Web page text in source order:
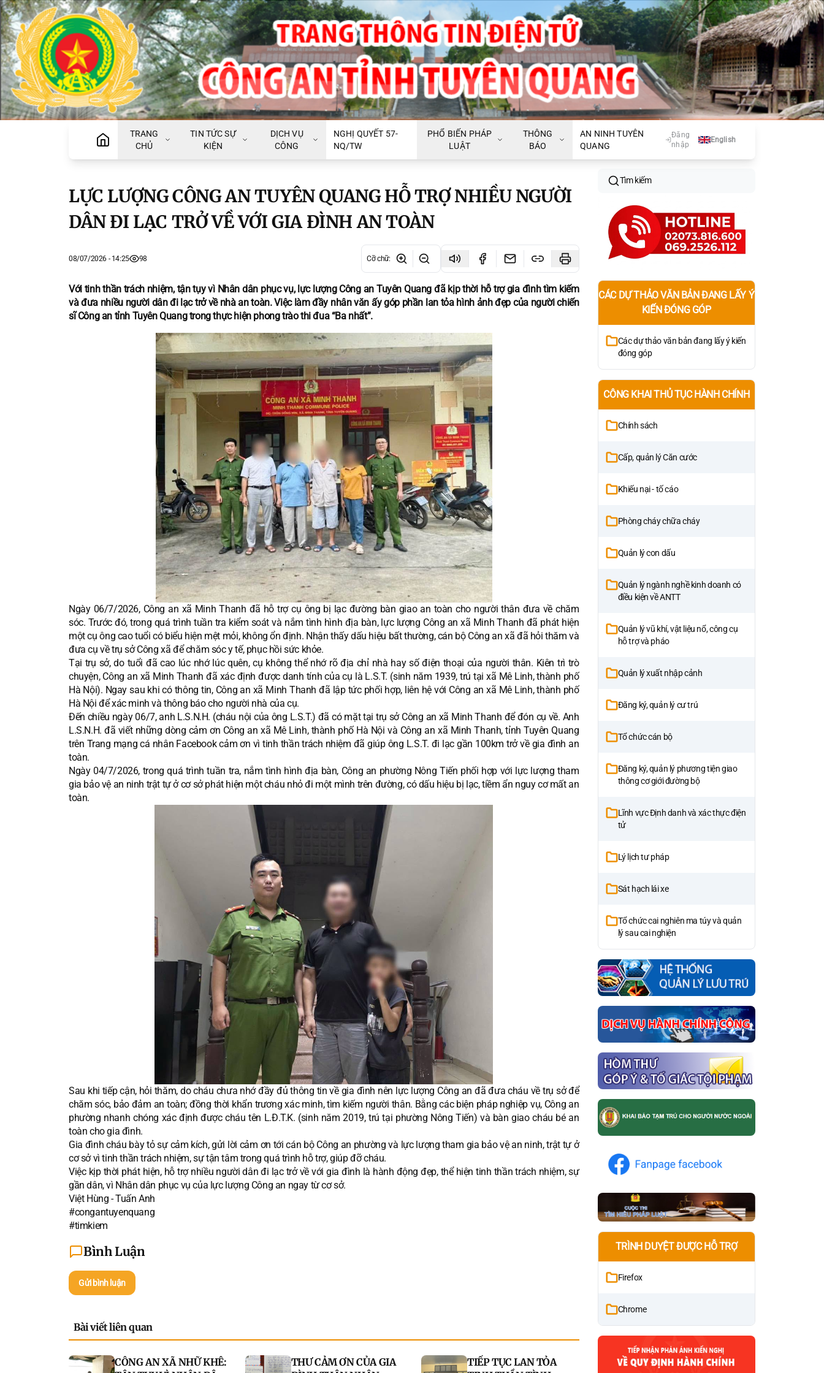
TRANG
CHỦ
TIN TỨC SỰ
KIỆN
DỊCH VỤ
CÔNG
NGHỊ QUYẾT 57-
NQ/TW
PHỔ BIẾN PHÁP
LUẬT
THÔNG
BÁO
AN NINH TUYÊN
QUANG
Đăng
nhập
English
LỰC LƯỢNG CÔNG AN TUYÊN QUANG HỖ TRỢ NHIỀU NGƯỜI
DÂN ĐI LẠC TRỞ VỀ VỚI GIA ĐÌNH AN TOÀN
08/07/2026 - 14:25 98 Cỡ chữ:
Với tinh thần trách nhiệm, tận tụy vì Nhân dân phục vụ, lực lượng Công an Tuyên Quang đã kịp thời hỗ trợ gia đình tìm kiếm
và đưa nhiều người dân đi lạc trở về nhà an toàn. Việc làm đầy nhân văn ấy góp phần lan tỏa hình ảnh đẹp của người chiến
sĩ Công an tỉnh Tuyên Quang trong thực hiện phong trào thi đua “Ba nhất”.
Ngày 06/7/2026, Công an xã Minh Thanh đã hỗ trợ cụ ông bị lạc đường bàn giao an toàn cho người thân đưa về chăm
sóc. Trước đó, trong quá trình tuần tra kiểm soát và nắm tình hình địa bàn, lực lượng Công an xã Minh Thanh đã phát hiện
một cụ ông cao tuổi có biểu hiện mệt mỏi, không ổn định. Nhận thấy dấu hiệu bất thường, cán bộ Công an xã đã hỏi thăm và
đưa cụ về trụ sở Công xã để chăm sóc y tế, phục hồi sức khỏe.
Tại trụ sở, do tuổi đã cao lúc nhớ lúc quên, cụ không thể nhớ rõ địa chỉ nhà hay số điện thoại của người thân. Kiên trì trò
chuyện, Công an xã Minh Thanh đã xác định được danh tính của cụ là L.S.T. (sinh năm 1939, trú tại xã Mê Linh, thành phố
Hà Nội). Ngay sau khi có thông tin, Công an xã Minh Thanh đã lập tức phối hợp, liên hệ với Công an xã Mê Linh, thành phố
Hà Nội để xác minh và thông báo cho người nhà của cụ.
Đến chiều ngày 06/7, anh L.S.N.H. (cháu nội của ông L.S.T.) đã có mặt tại trụ sở Công an xã Minh Thanh để đón cụ về. Anh
L.S.N.H. đã viết những dòng cảm ơn Công an xã Mê Linh, thành phố Hà Nội và Công an xã Minh Thanh, tỉnh Tuyên Quang
trên Trang mạng cá nhân Facebook cảm ơn vì tinh thần trách nhiệm đã giúp ông L.S.T. đi lạc gần 100km trở về gia đình an
toàn.
Ngày 04/7/2026, trong quá trình tuần tra, nắm tình hình địa bàn, Công an phường Nông Tiến phối hợp với lực lượng tham
gia bảo vệ an ninh trật tự ở cơ sở phát hiện một cháu nhỏ đi một mình trên đường, có dấu hiệu bị lạc, tiềm ẩn nguy cơ mất an
toàn.
Sau khi tiếp cận, hỏi thăm, do cháu chưa nhớ đầy đủ thông tin về gia đình nên lực lượng Công an đã đưa cháu về trụ sở để
chăm sóc, bảo đảm an toàn; đồng thời khẩn trương xác minh, tìm kiếm người thân. Bằng các biện pháp nghiệp vụ, Công an
phường nhanh chóng xác định được cháu tên L.Đ.T.K. (sinh năm 2019, trú tại phường Nông Tiến) và bàn giao cháu bé an
toàn cho gia đình.
Gia đình cháu bày tỏ sự cảm kích, gửi lời cảm ơn tới cán bộ Công an phường và lực lượng tham gia bảo vệ an ninh, trật tự ở
cơ sở vì tinh thần trách nhiệm, sự tận tâm trong quá trình hỗ trợ, giúp đỡ cháu.
Việc kịp thời phát hiện, hỗ trợ nhiều người dân đi lạc trở về với gia đình là hành động đẹp, thể hiện tinh thần trách nhiệm, sự
gần dân, vì Nhân dân phục vụ của lực lượng Công an ngay từ cơ sở.
Việt Hùng - Tuấn Anh
#congantuyenquang
#timkiem
Bình Luận
Gửi bình luận
Bài viết liên quan
CÔNG AN XÃ NHỮ KHÊ:
THƯ CẢM ƠN CỦA GIA
TIẾP TỤC LAN TỎA
Tìm kiếm
CÁC DỰ THẢO VĂN BẢN ĐANG LẤY Ý
KIẾN ĐÓNG GÓP
Các dự thảo văn bản đang lấy ý kiến
đóng góp
CÔNG KHAI THỦ TỤC HÀNH CHÍNH
Chính sách
Cấp, quản lý Căn cước
Khiếu nại - tố cáo
Phòng cháy chữa cháy
Quản lý con dấu
Quản lý ngành nghề kinh doanh có
điều kiện về ANTT
Quản lý vũ khí, vật liệu nổ, công cụ
hỗ trợ và pháo
Quản lý xuất nhập cảnh
Đăng ký, quản lý cư trú
Tổ chức cán bộ
Đăng ký, quản lý phương tiện giao
thông cơ giới đường bộ
Lĩnh vực Định danh và xác thực điện
tử
Lý lịch tư pháp
Sát hạch lái xe
Tổ chức cai nghiên ma túy và quản
lý sau cai nghiện
TRÌNH DUYỆT ĐƯỢC HỖ TRỢ
Firefox
Chrome